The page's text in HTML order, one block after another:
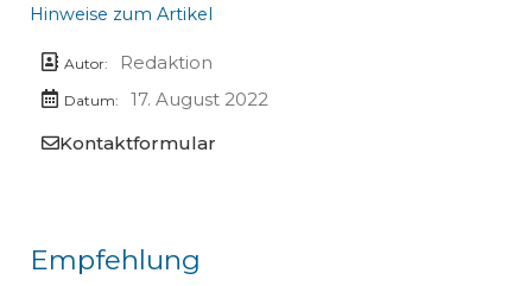
Hinweise zum Artikel
Autor: Redaktion
Datum:
17. August 2022
Kontaktformular
Empfehlung